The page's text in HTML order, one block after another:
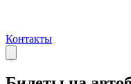
Контакты